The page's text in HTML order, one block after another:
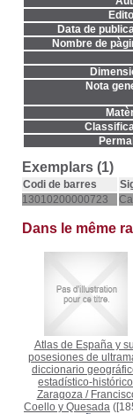
Data de
Nombre de
Nota
Exemplars (1)
Codi de barres
13010200000723
Dans le même
Atlas de España y
posesiones de
diccionario
estadístico-
Zaragoza/
Coello y Quesada